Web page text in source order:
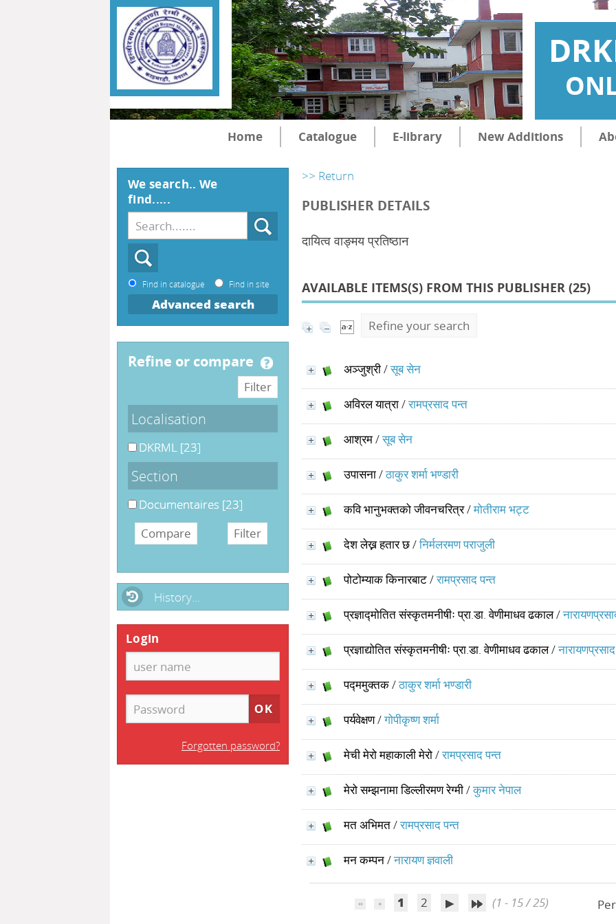
Home Catalogue E-library New Additions
>> Return
PUBLISHER DETAILS
दायित्व वाङ्मय प्रतिष्ठान
AVAILABLE ITEMS(S) FROM THIS PUBLISHER (25)
Refine your search
अञ्जुश्री/सूब सेन
अविरल यात्रा/रामप्रसाद पन्त
आश्रम/सूब सेन
उपासना/ठाकुर शर्मा भण्डारी
कवि भानुभक्तको जीवनचरित्र/मोतीराम भट्ट
देश लेख्न हतार छ/निर्मलरमण पराजुली
पोटोम्याक किनारबाट/रामप्रसाद पन्त
प्रज्ञाद्मोतित संस्कृतमनीषीः प्रा.डा. वेणीमाधव ढकाल/
प्रज्ञाद्योतित संस्कृतमनीषीः प्रा.डा. वेणीमाधव ढकाल/
पद्ममुक्तक/ठाकुर शर्मा भण्डारी
पर्यवेक्षण/गोपीकृष्ण शर्मा
मेची मेरो महाकाली मेरो/रामप्रसाद पन्त
मेरो सम्झनामा डिल्लीरमण रेग्मी/कुमार नेपाल
मत अभिमत/रामप्रसाद पन्त
मन कम्पन/नारायण ज्ञवाली
1 2 (1 - 15 / 25)
We search.. We
find.....
Find in catalogue Find in site
Advanced search
refine or compare
Localisation
DKRML [23]
Section
Documentaires [23]
History...
Login
Forgotten password?